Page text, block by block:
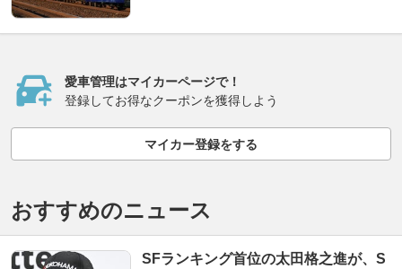
愛車管理はマイカーページで！
登録してお得なクーポンを獲得しよう
マイカー登録をする
おすすめのニュース
SFランキング首位の太田格之進が、S